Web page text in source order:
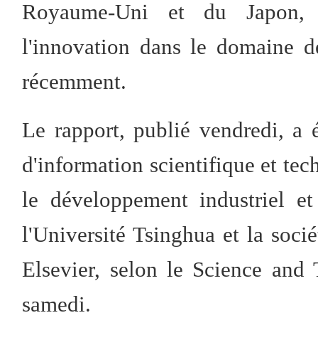
Royaume-Uni et du
l'innovation dans le domaine
récemment.
Le rapport, publié vendredi, a
d'information scientifique et
le développement industriel
l'Université Tsinghua et la
Elsevier, selon le Science
samedi.